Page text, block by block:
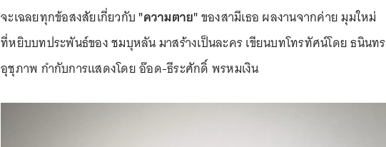
จะเฉลยทุกข้อสงสัยเกี่ยวกับ "ความตาย"ของสามีเธอ ผลงานจากค่าย มุมใหม่
ที่หยิบบทประพันธ์ของ ชมบุหลัน มาสร้างเป็นละคร เขียนบทโทรทัศน์โดย ธนินทร
อุชุภาพ กำกับการแสดงโดย อ๊อด-ธีระศักดิ์ พรหมเงิน